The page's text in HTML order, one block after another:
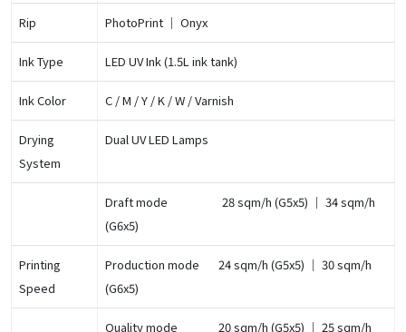
Rip PhotoPrint ｜ Onyx
Ink Type LED UV Ink (1.5L ink tank)
Ink Color C / M / Y / K / W / Varnish
Drying
System
Dual UV LED Lamps
Draft mode ​​​​​ ​​​​​​ ​​​​​​ ​​​​​​ ​​​​​​ ​​​​​​ ​​​​​​ ​​​​​​ ​​​​​​ ​​​​​​ ​​​​​​ ​​​​​​ ​​​​​​ ​​​​​​ ​​​​​​ ​​​​​​ ​​​​​​ ​​​​​​ ​​​​​​ ​​​​​28 sqm/h (G5x5) ｜ 34 sqm/h
(G6x5)
Printing
Speed
Production mode ​​​​​ ​​​​​​ ​​​​​​ ​​​​​​ ​​​​​​ ​​​​​​ ​24 sqm/h (G5x5) ｜ 30 sqm/h
(G6x5)
Quality mode​​​​​ ​​​​​​ ​​​​​ ​​​​​​ ​​​​​​ ​​​​​​ ​​​​​​ ​​​ ​​​​​​ ​​​​​​ ​​​​​​ ​​​​​​ ​​ ​​​​​​ ​​ 20 sqm/h (G5x5) ｜ 25 sqm/h